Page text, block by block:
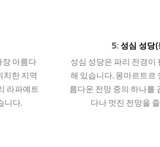
장 아름다
치한 지역
라파예트
니다.
5:성심 성당
성심 성당은 파리 전경이
해 있습니다. 몽마르트르
름다운 전망 중의 하나를
다나 멋진 전망을